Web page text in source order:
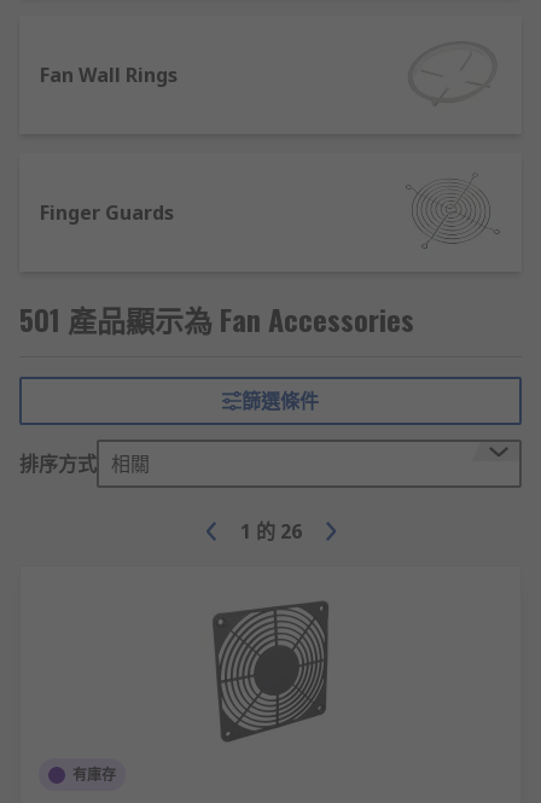
which enable them to be positioned safely while
Fan Wall Rings
Finger Guards
501 產品顯示為 Fan Accessories
篩選條件
排序方式 相關
1 的 26
有庫存